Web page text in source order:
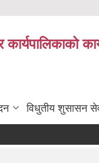
विधुतीय शुसासन